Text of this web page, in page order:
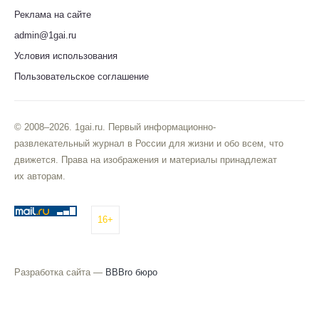
Реклама на сайте
admin@1gai.ru
Условия использования
Пользовательское соглашение
© 2008–2026. 1gai.ru. Первый информационно-
развлекательный журнал в России для жизни и обо всем, что
движется. Права на изображения и материалы принадлежат
их авторам.
16+
Разработка сайта — BBBro бюро